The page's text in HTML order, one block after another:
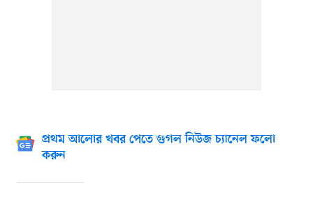
প্রথম আলোর খবর পেতে গুগল নিউজ চ্যানেল ফলো
করুন